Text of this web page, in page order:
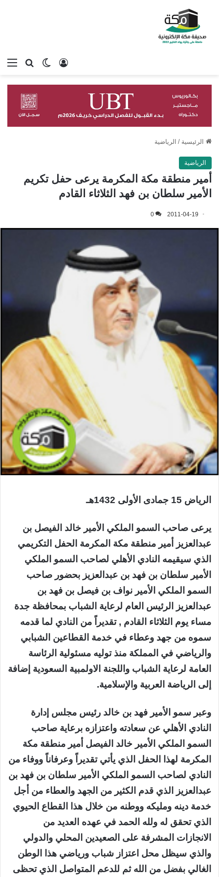
بحثالوضع
تسجيل الدخول
الرئيسية / الرياضية
الرياضية
أمير منطقة مكة المكرمة يرعى حفل تكريم
الأمير سلطان بن فهد الثلاثاء القادم
2011-04-19
0
الرياض 15 جمادى الأولى 1432هـ
يرعى صاحب السمو الملكي الأمير خالد الفيصل بن
عبدالعزيز أمير منطقة مكة المكرمة الحفل التكريمي
الذي سيقيمه النادي الأهلي لصاحب السمو الملكي
الأمير سلطان بن فهد بن عبدالعزيز بحضور صاحب
السمو الملكي الأمير نواف بن فيصل بن فهد بن
عبدالعزيز الرئيس العام لرعاية الشباب بمحافظة جدة
مساء يوم الثلاثاء القادم , تقديراً من النادي لما قدمه
سموه من جهد وعطاء في خدمة القطاعين الشبابي
والرياضي في المملكة منذ توليه مسئولية الرئاسة
العامة لرعاية الشباب واللجنة الاولمبية السعودية إضافة
إلى الرياضة العربية والإسلامية.
وعبر سمو الأمير فهد بن خالد رئيس مجلس إدارة
النادي الأهلي عن سعادته واعتزازه برعاية صاحب
السمو الملكي الأمير خالد الفيصل أمير منطقة مكة
المكرمة لهذا الحفل الذي يأتي تقديراً وعرفاناً ووفاء من
النادي لصاحب السمو الملكي الأمير سلطان بن فهد بن
عبدالعزيز الذي قدم الكثير من الجهد والعطاء من أجل
خدمة دينه ومليكه ووطنه من خلال هذا القطاع الحيوي
الذي تحقق له ولله الحمد في عهده العديد من
الانجازات المشرفة على الصعيدين المحلي والدولي
والذي سيظل محل اعتزاز شباب ورياضي هذا الوطن
الغالي بفضل من الله ثم للدعم المتواصل الذي تحظى